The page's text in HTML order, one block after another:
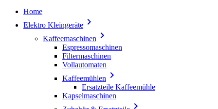
Home
Elektro Kleingeräte 
Kaffeemaschinen 
Espressomaschinen
Filtermaschinen
Vollautomaten
Kaffeemühlen 
Ersatzteile Kaffeemühle
Kapselmaschinen
